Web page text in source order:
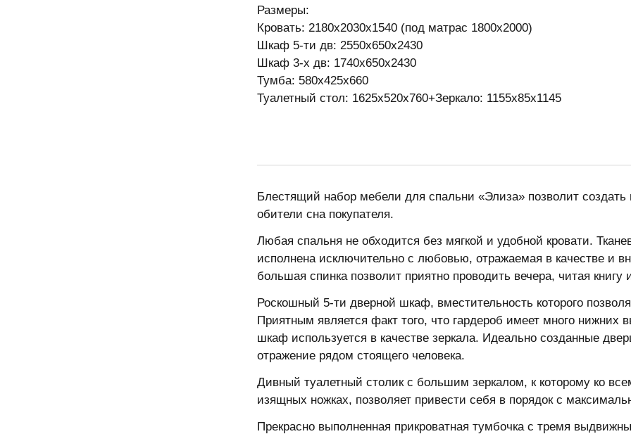
Размеры:
Кровать: 2180х2030х1540 (под матрас 1800х2000)
Шкаф 5-ти дв: 2550х650х2430
Шкаф 3-х дв: 1740х650х2430
Тумба: 580х425х660
Туалетный стол: 1625х520х760+Зеркало: 1155х85х1145
Блестящий набор мебели для спальни «Элиза» позволит
обители сна покупателя.
Любая спальня не обходится без мягкой и удобной кровати.
исполнена исключительно с любовью, отражаемая в качестве и
большая спинка позволит приятно проводить вечера, читая
Роскошный 5-ти дверной шкаф, вместительность которого
Приятным является факт того, что гардероб имеет много
шкаф используется в качестве зеркала. Идеально созданные
отражение рядом стоящего человека.
Дивный туалетный столик с большим зеркалом, к которому ко
изящных ножках, позволяет привести себя в порядок с
Прекрасно выполненная прикроватная тумбочка с тремя